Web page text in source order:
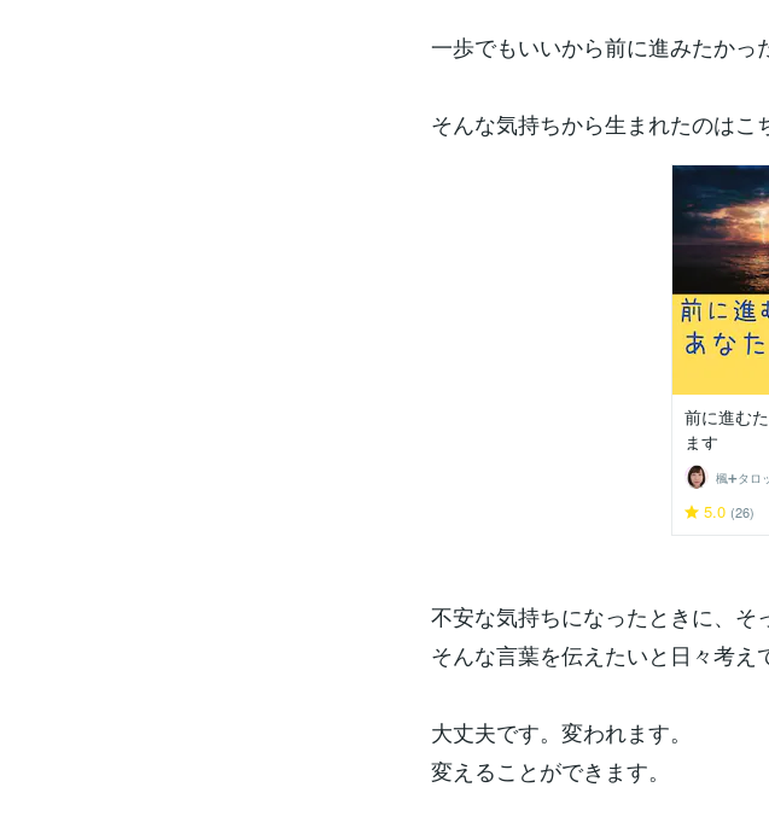
一歩でもいいから前に進みたかっ
そんな気持ちから生まれたのはこ
前に進む
ます
楓➕タロ
5.0 (26)
不安な気持ちになったときに、そ
そんな言葉を伝えたいと日々考え
大丈夫です。変われます。
変えることができます。